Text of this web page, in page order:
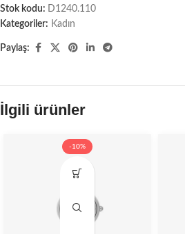
Stok kodu: D1240.110
Kategoriler: Kadın
Paylaş:
İlgili ürünler
-10%